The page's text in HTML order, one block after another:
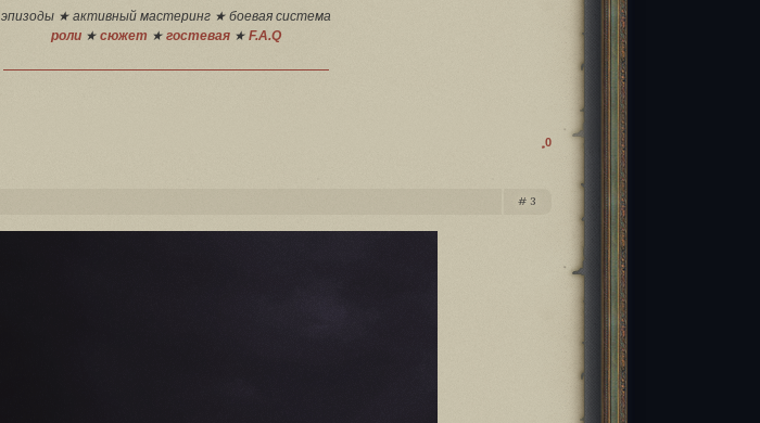
эпизоды ★ активный мастеринг ★ боевая система
роли ★ сюжет ★ гостевая ★ F.A.Q
0
3